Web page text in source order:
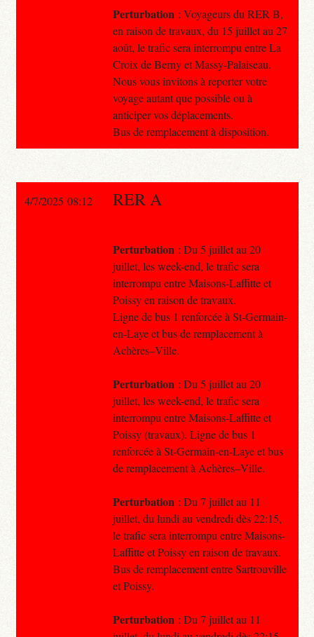
Perturbation : Voyageurs du RER B,
en raison de travaux, du 15 juillet au 27
août, le trafic sera interrompu entre La
Croix de Berny et Massy-Palaiseau.
Nous vous invitons à reporter votre
voyage autant que possible ou à
anticiper vos déplacements.
Bus de remplacement à disposition.
4/7/2025 08:12 RER A
Perturbation : Du 5 juillet au 20
juillet, les week-end, le trafic sera
interrompu entre Maisons-Laffitte et
Poissy en raison de travaux.
Ligne de bus 1 renforcée à St-Germain-
en-Laye et bus de remplacement à
Achères–Ville.
Perturbation : Du 5 juillet au 20
juillet, les week-end, le trafic sera
interrompu entre Maisons-Laffitte et
Poissy (travaux). Ligne de bus 1
renforcée à St-Germain-en-Laye et bus
de remplacement à Achères–Ville.
Perturbation : Du 7 juillet au 11
juillet, du lundi au vendredi dès 22:15,
le trafic sera interrompu entre Maisons-
Laffitte et Poissy en raison de travaux.
Bus de remplacement entre Sartrouville
et Poissy.
Perturbation : Du 7 juillet au 11